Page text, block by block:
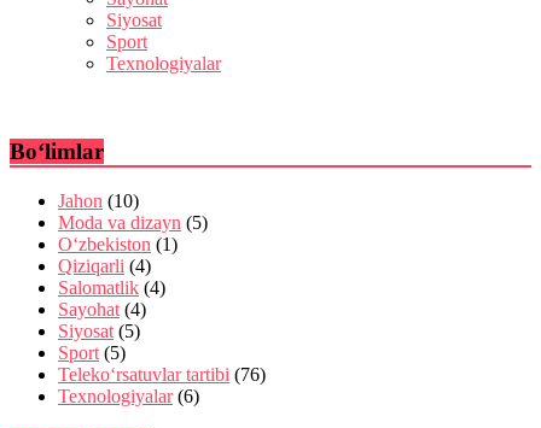
Siyosat
Sport
Texnologiyalar
Bo‘limlar
Jahon (10)
Moda va dizayn (5)
O‘zbekiston (1)
Qiziqarli (4)
Salomatlik (4)
Sayohat (4)
Siyosat (5)
Sport (5)
Teleko‘rsatuvlar tartibi (76)
Texnologiyalar(6)